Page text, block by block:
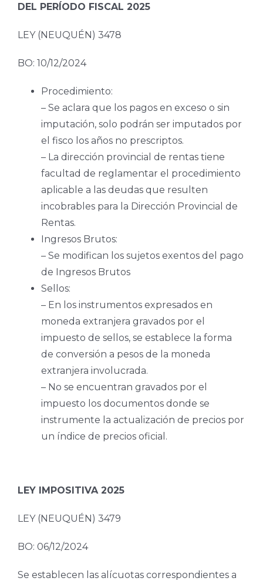
DEL PERÍODO FISCAL 2025
LEY (NEUQUÉN) 3478
BO: 10/12/2024
Procedimiento:
– Se aclara que los pagos en exceso o sin
imputación, solo podrán ser imputados por
el fisco los años no prescriptos.
– La dirección provincial de rentas tiene
facultad de reglamentar el procedimiento
aplicable a las deudas que resulten
incobrables para la Dirección Provincial de
Rentas.
Ingresos Brutos:
– Se modifican los sujetos exentos del pago
de Ingresos Brutos
Sellos:
– En los instrumentos expresados en
moneda extranjera gravados por el
impuesto de sellos, se establece la forma
de conversión a pesos de la moneda
extranjera involucrada.
– No se encuentran gravados por el
impuesto los documentos donde se
instrumente la actualización de precios por
un índice de precios oficial.
LEY IMPOSITIVA 2025
LEY (NEUQUÉN) 3479
BO: 06/12/2024
Se establecen las alícuotas correspondientes a